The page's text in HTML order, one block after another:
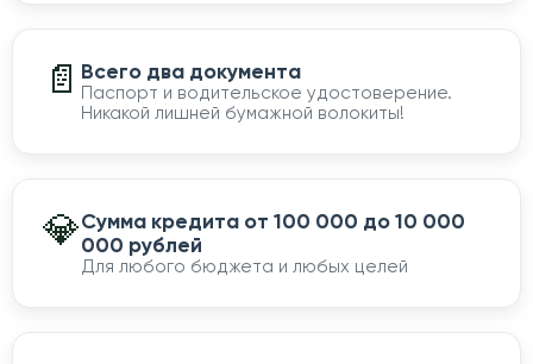
📄 Всего два документа
Паспорт и водительское удостоверение.
Никакой лишней бумажной волокиты!
💎Сумма кредита от 100 000 до 10 000
000 рублей
Для любого бюджета и любых целей